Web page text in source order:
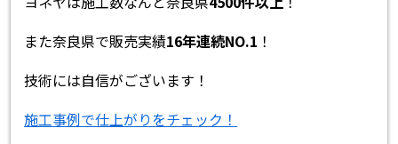
また奈良県で販売実績16年連続NO.1 ！
技術には自信がございます！
施工事例で仕上がりをチェック！